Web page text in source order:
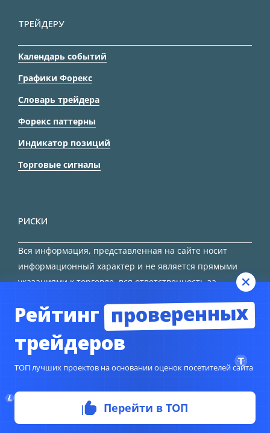
ТРЕЙДЕРУ
Календарь событий
Графики Форекс
Словарь трейдера
Форекс паттерны
Индикатор позиций
Торговые сигналы
РИСКИ
Вся информация, представленная на сайте носит
информационный характер и не является прямыми
указаниями к торговле, вся ответственность за
© Copyright 2024TORFOREX.COM
Рейтинг проверенных
трейдеров
ТОП лучших проектов на основании оценок посетителей сайта
Перейти в ТОП